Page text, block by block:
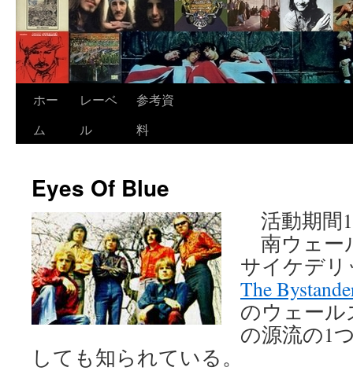
ツ
へ
ス
キ
ホー
ム
レーベ
ル
参考資
料
Eyes Of Blue
活動期間
南ウェー
サイケデ
The
のウェー
の源流の1
しても知られている。